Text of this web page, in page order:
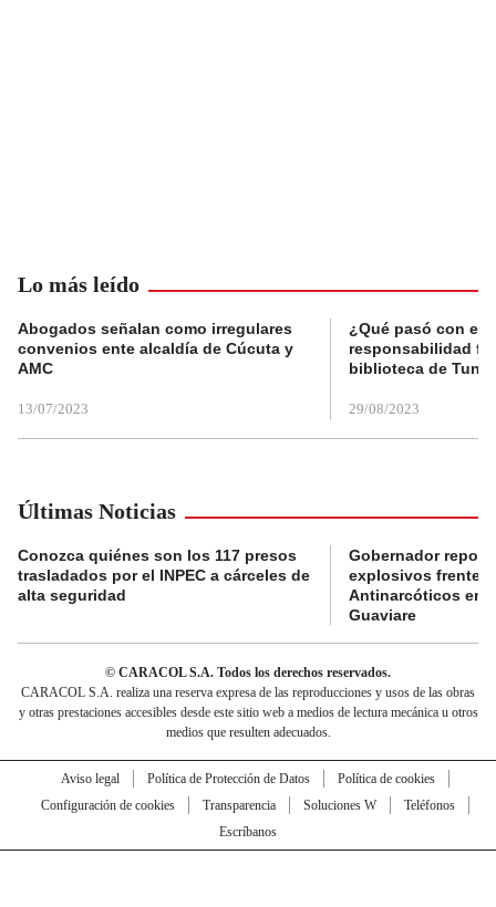
Lo más leído
Abogados señalan como irregulares
convenios ente alcaldía de Cúcuta y
AMC
13/07/2023
¿Qué pasó con el
responsabilidad
biblioteca de
29/08/2023
Últimas Noticias
Conozca quiénes son los 117 presos
trasladados por el INPEC a cárceles de
alta seguridad
Gobernador
explosivos frente a
Antinarcóticos en
Guaviare
© CARACOL S.A. Todos los derechos reservados.
CARACOL S.A. realiza una reserva expresa de las reproducciones y usos de las obras
y otras prestaciones accesibles desde este sitio web a medios de lectura mecánica u otros
medios que resulten adecuados.
Aviso legal Política de Protección de Datos
Política de cookies
Configuración de cookies
Transparencia Soluciones W
Teléfonos
Escríbanos